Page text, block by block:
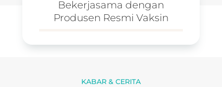
Bekerjasama dengan
Produsen Resmi Vaksin
KABAR & CERITA